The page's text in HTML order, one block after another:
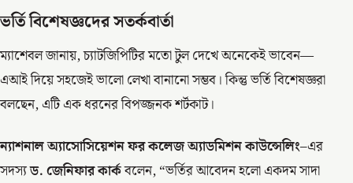
ভর্তি বিশেষজ্ঞদের সতর্কবার্তা
ম্যাশেবল জানায়, চ্যাটজিপিটির মতো টুল দেখে অনেকেই ভাবেন—
এআই দিয়ে সহজেই ভালো লেখা বানানো সম্ভব। কিন্তু ভর্তি বিশেষজ্ঞরা
বলছেন, এটি এক ধরনের বিপজ্জনক শর্টকাট।
ন্যাশনাল অ্যাসোসিয়েশন ফর কলেজ অ্যাডমিশন কাউন্সেলিং–এর
সদস্যড. জেনিফার কার্কবলেন, “ভর্তির আবেদন হলো একদম সাদা